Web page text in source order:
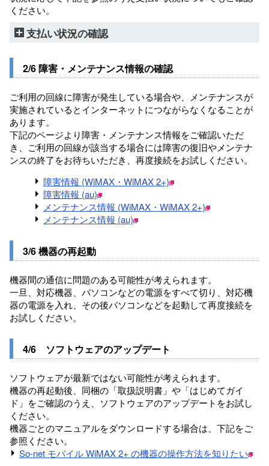
ください。
支払い状況の確認
2/6 障害・メンテナンス情報の確認
ご利用の回線に障害が発生している場合や、メンテナンスが
実施されているとインターネットにつながらなくなることが
あります。
下記のページより障害・メンテナンス情報をご確認いただ
き、ご利用の回線が該当する場合には障害の復旧やメンテナ
ンスの終了をお待ちいただき、再度接続をお試しください。
障害情報 (WiMAX・WiMAX 2+)
障害情報 (au)
メンテナンス情報 (WiMAX・WiMAX 2+)
メンテナンス情報 (au)
3/6 機器の再起動
機器間の通信に問題のある可能性が考えられます。
一旦、対応機器、パソコンなどの電源をすべて切り、対応機
器の電源を入れ、その後パソコンなどを起動して再度接続を
お試しください。
4/6 ソフトウェアのアップデート
ソフトウェアが最新ではない可能性が考えられます。
機器の再起動後、同梱の「取扱説明書」や「はじめてガイ
ド」をご確認のうえ、ソフトウェアのアップデートをお試し
ください。
機器ごとのマニュアルをダウンロードする場合は、下記をご
参照ください。
So-net モバイル WiMAX 2+ の機器の操作方法を知りたい